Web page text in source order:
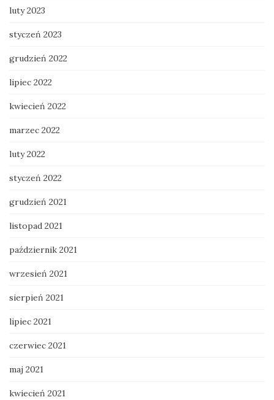
luty 2023
styczeń 2023
grudzień 2022
lipiec 2022
kwiecień 2022
marzec 2022
luty 2022
styczeń 2022
grudzień 2021
listopad 2021
październik 2021
wrzesień 2021
sierpień 2021
lipiec 2021
czerwiec 2021
maj 2021
kwiecień 2021